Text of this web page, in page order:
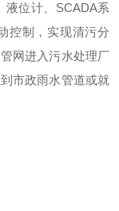
液位计、SCADA系
控制，实现清污分
网进入污水处理厂
市政雨水管道或就